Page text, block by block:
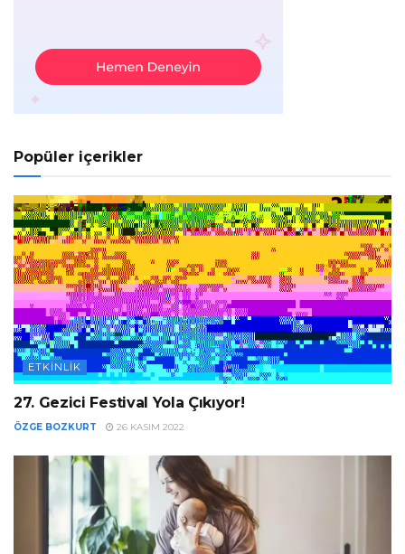
Popüler içerikler
ETKINLIK
27. Gezici Festival Yola Çıkıyor!
ÖZGE BOZKURT 26 KASIM 2022